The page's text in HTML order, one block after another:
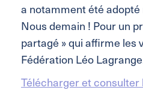
a notamment été
Nous demain ! Pour un
partagé » qui affirme les
Fédération Léo
Télécharger et consulter